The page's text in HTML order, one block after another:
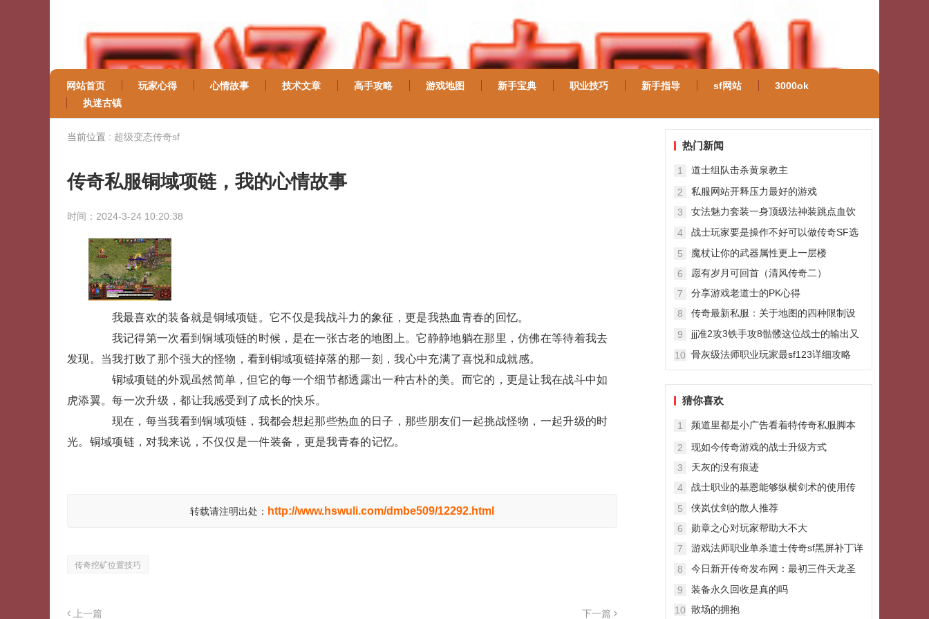
网站首页 玩家心得 心情故事 技术文章 高手攻略 游戏地图 新手宝典 职业技巧 新手指导 sf网站
3000ok
执迷古镇
当前位置 : 超级变态传奇sf
传奇私服铜域项链，我的心情故事
时间：2024-3-24 10:20:38
我最喜欢的装备就是铜域项链。它不仅是我战斗力的象征，更是我热血青春的回忆。
我记得第一次看到铜域项链的时候，是在一张古老的地图上。它静静地躺在那里，仿佛在等待着我去
发现。当我打败了那个强大的怪物，看到铜域项链掉落的那一刻，我心中充满了喜悦和成就感。
铜域项链的外观虽然简单，但它的每一个细节都透露出一种古朴的美。而它的，更是让我在战斗中如
虎添翼。每一次升级，都让我感受到了成长的快乐。
现在，每当我看到铜域项链，我都会想起那些热血的日子，那些朋友们一起挑战怪物，一起升级的时
光。铜域项链，对我来说，不仅仅是一件装备，更是我青春的记忆。
转载请注明出处： http://www.hswuli.com/dmbe509/12292.html
传奇挖矿位置技巧
上一篇 下一篇
热门新闻
1
道士组队击杀黄泉教主
2
私服网站开释压力最好的游戏
3
女法魅力套装一身顶级法神装跳点血饮
4
战士玩家要是操作不好可以做传奇SF选
5
魔杖让你的武器属性更上一层楼
6
愿有岁月可回首（清风传奇二）
7
分享游戏老道士的PK心得
8
传奇最新私服：关于地图的四种限制设
9
jjj准2攻3铁手攻8骷髅这位战士的输出又
10 骨灰级法师职业玩家最sf123详细攻略
猜你喜欢
1
频道里都是小广告看着特传奇私服脚本
2
现如今传奇游戏的战士升级方式
3
天灰的没有痕迹
4
战士职业的基恩能够纵横剑术的使用传
5
侠岚仗剑的散人推荐
6
勋章之心对玩家帮助大不大
7
游戏法师职业单杀道士传奇sf黑屏补丁详
8
今日新开传奇发布网：最初三件天龙圣
9
装备永久回收是真的吗
10 散场的拥抱